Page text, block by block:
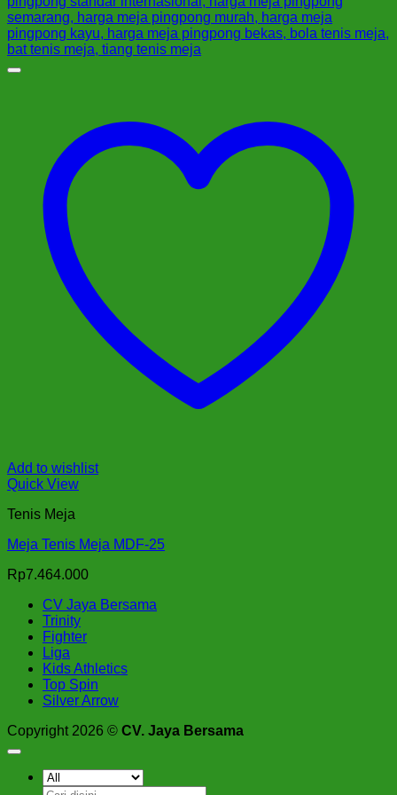
Add to wishlist
Quick View
Tenis Meja
Meja Tenis Meja MDF-25
Rp7.464.000
CV Jaya Bersama
Trinity
Fighter
Liga
Kids Athletics
Top Spin
Silver Arrow
Copyright 2026 © CV. Jaya Bersama